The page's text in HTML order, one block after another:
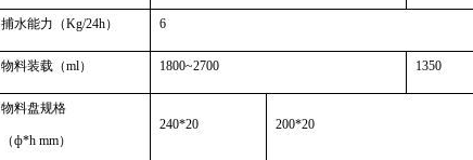
捕水能力（Kg/24h） 6
物料装载（ml） 1800~2700 1350
物料盘规格
（ф*h mm）
240*20 200*20